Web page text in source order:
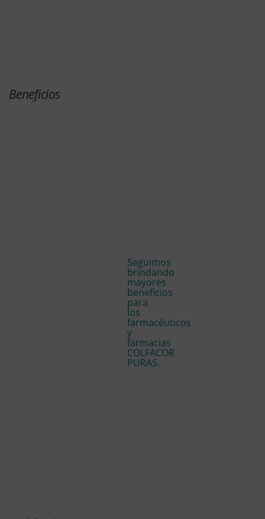
Beneficios
Seguimos
brindando
mayores
beneficios
para
los
farmacéuticos
y
farmacias
COLFACOR
PURAS.